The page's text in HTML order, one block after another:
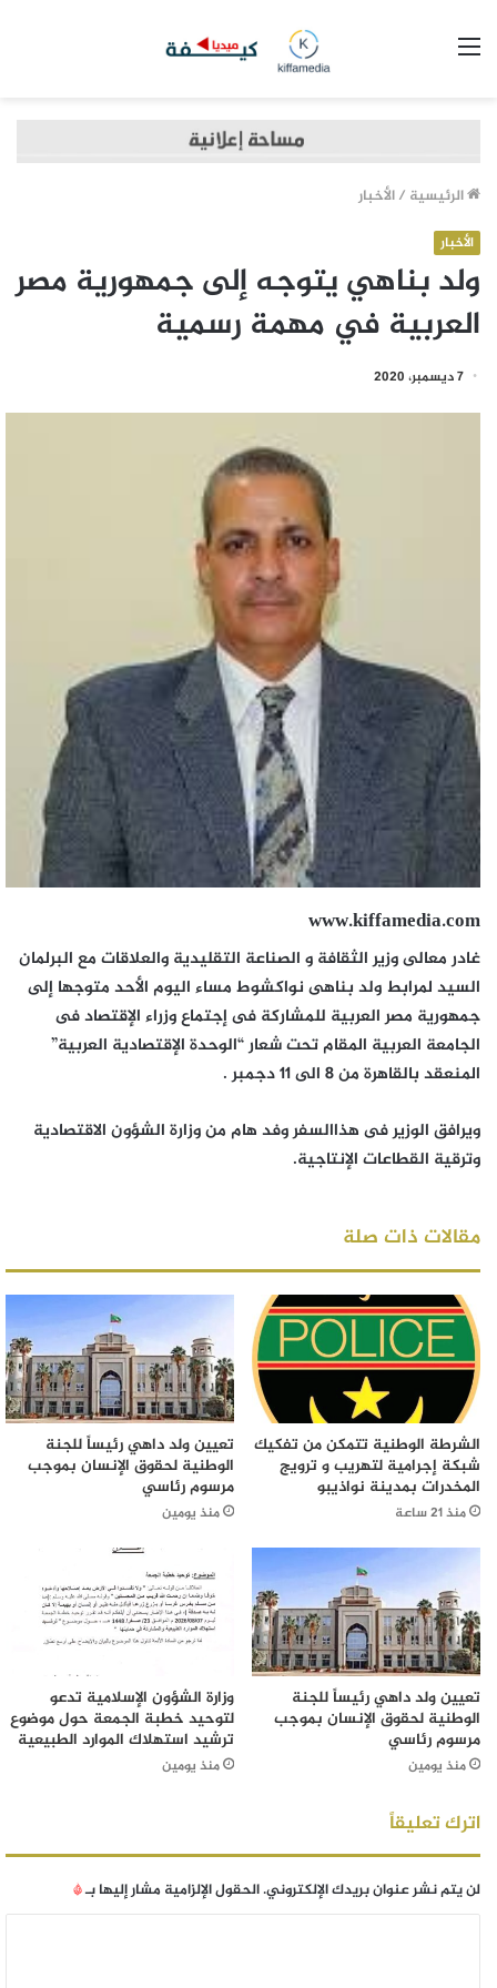
الرئيسية /الأخبار
الأخبار
ولد بناهي يتوجه إلى جمهورية مصر
العربية في مهمة رسمية
7 ديسمبر، 2020
www.kiffamedia.com
غادر معالى وزير الثقافة و الصناعة التقليدية والعلاقات مع البرلمان
السيد لمرابط ولد بناهى نواكشوط مساء اليوم الأحد متوجها إلى
جمهورية مصر العربية للمشاركة فى إجتماع وزراء الإقتصاد فى
الجامعة العربية المقام تحت شعار “الوحدة الإقتصادية العربية”
المنعقد بالقاهرة من ٨ الى ١١ دجمبر .
ويرافق الوزير فى هذاالسفر وفد هام من وزارة الشؤون الاقتصادية
وترقية القطاعات الإنتاجية.
مقالات ذات صلة
الشرطة الوطنية تتمكن من تفكيك
شبكة إجرامية لتهريب و ترويج
المخدرات بمدينة نواذيبو
منذ 21 ساعة
تعيين ولد داهي رئيساً للجنة
الوطنية لحقوق الإنسان بموجب
مرسوم رئاسي
منذ يومين
تعيين ولد داهي رئيساً للجنة
الوطنية لحقوق الإنسان بموجب
مرسوم رئاسي
منذ يومين
وزارة الشؤون الإسلامية تدعو
لتوحيد خطبة الجمعة حول موضوع
ترشيد استهلاك الموارد الطبيعية
منذ يومين
اترك تعليقاً
لن يتم نشر عنوان بريدك الإلكتروني.الحقول الإلزامية مشار إليها بـ*